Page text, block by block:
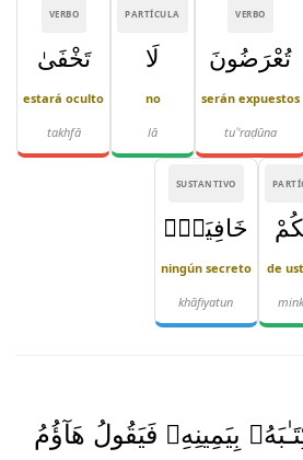
VERBO
تُعْرَضُونَ
serán expuestos
tuʿ'raḍūna
PARTÍCULA
لَا
no
lā
VERBO
تَخْفَىٰ
estará oculto
takhfā
de
SUSTANTIVO
خَافِيَةٌۭ
ningún secreto
khāfiyatun
بِيَمِينِهِۦ فَيَقُولُ هَآؤُمُ